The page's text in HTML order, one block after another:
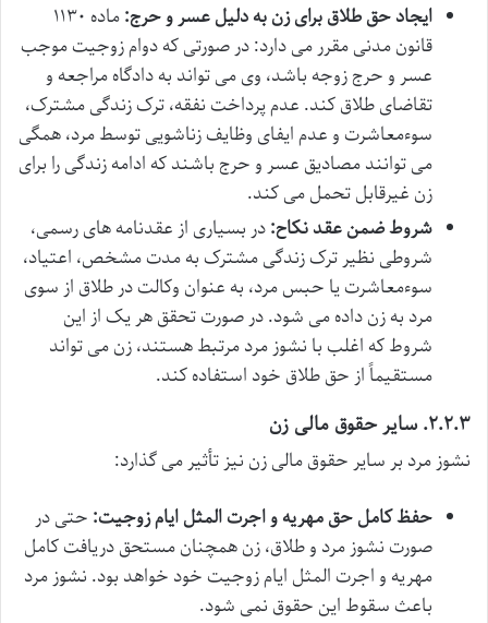
ایجاد حق طلاق برای زن به دلیل عسر و حرج:
ماده ۱۱۳۰
قانون مدنی مقرر می دارد: در صورتی که دوام زوجیت موجب
عسر و حرج زوجه باشد، وی می تواند به دادگاه مراجعه و
تقاضای طلاق کند. عدم پرداخت نفقه، ترک زندگی مشترک،
سوءمعاشرت و عدم ایفای وظایف زناشویی توسط مرد، همگی
می توانند مصادیق عسر و حرج باشند که ادامه زندگی را برای
زن غیرقابل تحمل می کند.
شروط ضمن عقد نکاح:در بسیاری از عقدنامه های رسمی،
شروطی نظیر ترک زندگی مشترک به مدت مشخص، اعتیاد،
سوءمعاشرت یا حبس مرد، به عنوان وکالت در طلاق از سوی
مرد به زن داده می شود. در صورت تحقق هر یک از این
شروط که اغلب با نشوز مرد مرتبط هستند، زن می تواند
مستقیماً از حق طلاق خود استفاده کند.
۲.۲.۳. سایر حقوق مالی زن
نشوز مرد بر سایر حقوق مالی زن نیز تأثیر می گذارد:
حفظ کامل حق مهریه و اجرت المثل ایام زوجیت: حتی در
صورت نشوز مرد و طلاق، زن همچنان مستحق دریافت کامل
مهریه و اجرت المثل ایام زوجیت خود خواهد بود. نشوز مرد
باعث سقوط این حقوق نمی شود.